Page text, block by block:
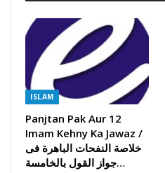
ISLAM
Panjtan Pak Aur 12
Imam Kehny Ka Jawaz /
خلاصة النفحات الباھرة فی
جواز القول بالخامسة…